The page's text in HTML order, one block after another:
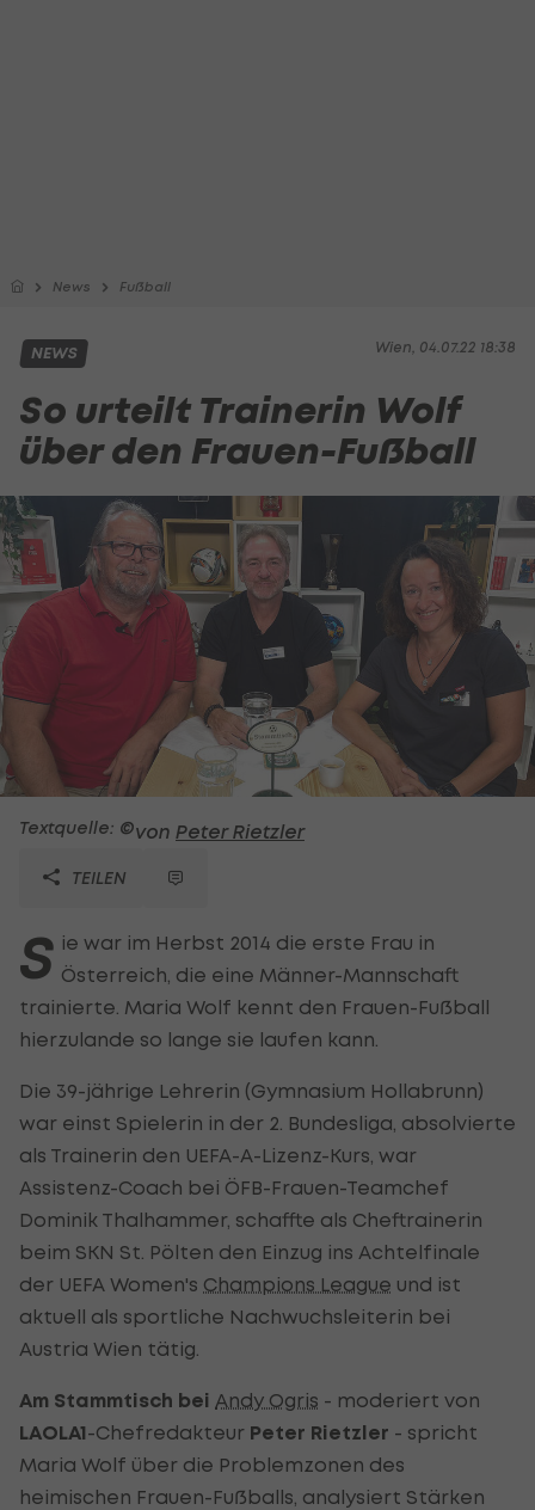
News Fußball
Wien, 04.07.22 18:38
NEWS
So urteilt Trainerin Wolf
über den Frauen-Fußball
Textquelle: ©von Peter Rietzler
TEILEN
S ie war im Herbst 2014 die erste Frau in
Österreich, die eine Männer-Mannschaft
trainierte. Maria Wolf kennt den Frauen-Fußball
hierzulande so lange sie laufen kann.
Die 39-jährige Lehrerin (Gymnasium Hollabrunn)
war einst Spielerin in der 2. Bundesliga, absolvierte
als Trainerin den UEFA-A-Lizenz-Kurs, war
Assistenz-Coach bei ÖFB-Frauen-Teamchef
Dominik Thalhammer, schaffte als Cheftrainerin
beim SKN St. Pölten den Einzug ins Achtelfinale
der UEFA Women's Champions League und ist
aktuell als sportliche Nachwuchsleiterin bei
Austria Wien tätig.
Am Stammtisch bei Andy Ogris - moderiert von
LAOLA1-Chefredakteur Peter Rietzler - spricht
Maria Wolf über die Problemzonen des
heimischen Frauen-Fußballs, analysiert Stärken